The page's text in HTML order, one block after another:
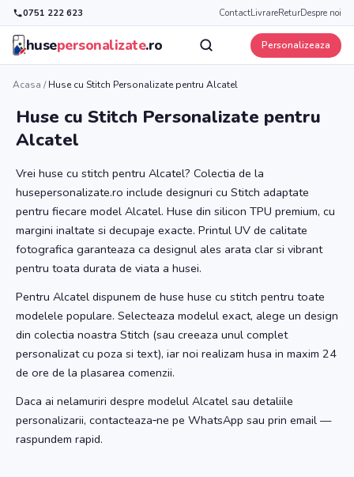
0751 222 623 ContactLivrareReturDespre noi
husepersonalizate.ro Personalizeaza
Acasa /Huse cu Stitch Personalizate pentru Alcatel
Huse cu Stitch Personalizate pentru
Alcatel
Vrei huse cu stitch pentru Alcatel? Colectia de la
husepersonalizate.ro include designuri cu Stitch adaptate
pentru fiecare model Alcatel. Huse din silicon TPU premium, cu
margini inaltate si decupaje exacte. Printul UV de calitate
fotografica garanteaza ca designul ales arata clar si vibrant
pentru toata durata de viata a husei.
Pentru Alcatel dispunem de huse huse cu stitch pentru toate
modelele populare. Selecteaza modelul exact, alege un design
din colectia noastra Stitch (sau creeaza unul complet
personalizat cu poza si text), iar noi realizam husa in maxim 24
de ore de la plasarea comenzii.
Daca ai nelamuriri despre modelul Alcatel sau detaliile
personalizarii, contacteaza‑ne pe WhatsApp sau prin email —
raspundem rapid.